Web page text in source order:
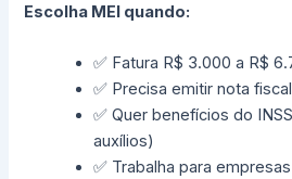
Escolha MEI quando:
✅ Fatura R$ 3.000 a R$
✅ Precisa emitir nota fiscal
✅ Quer benefícios do
auxílios)
✅ Trabalha para